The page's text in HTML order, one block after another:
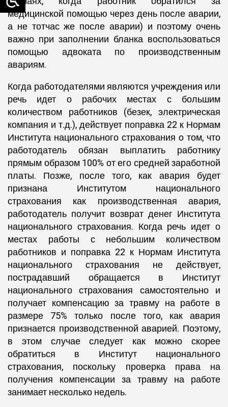
медицинской помощью через день после аварии,
а не тотчас же после аварии) и поэтому очень
важно при заполнении бланка воспользоваться
помощью адвоката по производственным
авариям.
Когда работодателями являются учреждения или
речь идет о рабочих местах с большим
количеством работников (безек, электрическая
компания и т.д.), действует поправка 22 к Нормам
Института национального страхования о том, что
работодатель обязан выплатить работнику
прямым образом 100% от его средней заработной
платы. Позже, после того, как авария будет
признана Институтом национального
страхования как производственная авария,
работодатель получит возврат денег Института
национального страхования. Когда речь идет о
местах работы с небольшим количеством
работников и поправка 22 к Нормам Института
национального страхования не действует,
пострадавший обращается в Институт
национального страхования самостоятельно и
получает компенсацию за травму на работе в
размере 75% только после того, как авария
признается производственной аварией. Поэтому,
в этом случае следует как можно скорее
обратиться в Институт национального
страхования, поскольку проверка права на
получения компенсации за травму на работе
занимает несколько недель.